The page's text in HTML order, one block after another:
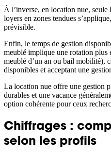
À l’inverse, en location nue, seule
loyers en zones tendues
prévisible.
Enfin, le temps de gestion
meublé implique une rotation plus
meublé d’un an ou bail mobilité),
disponibles et acceptant une
La location nue offre une gestion
durables et une vacance
option cohérente pour ceux
Chiffrages :
selon les profils